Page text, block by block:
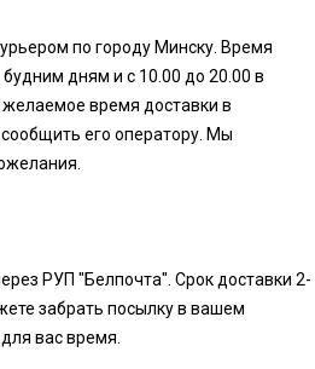
по городу Минску. Время
дням и с 10.00 до 20.00 в
время доставки в
его оператору. Мы
РУП "Белпочта". Срок доставки 2-
забрать посылку в вашем
вас время.